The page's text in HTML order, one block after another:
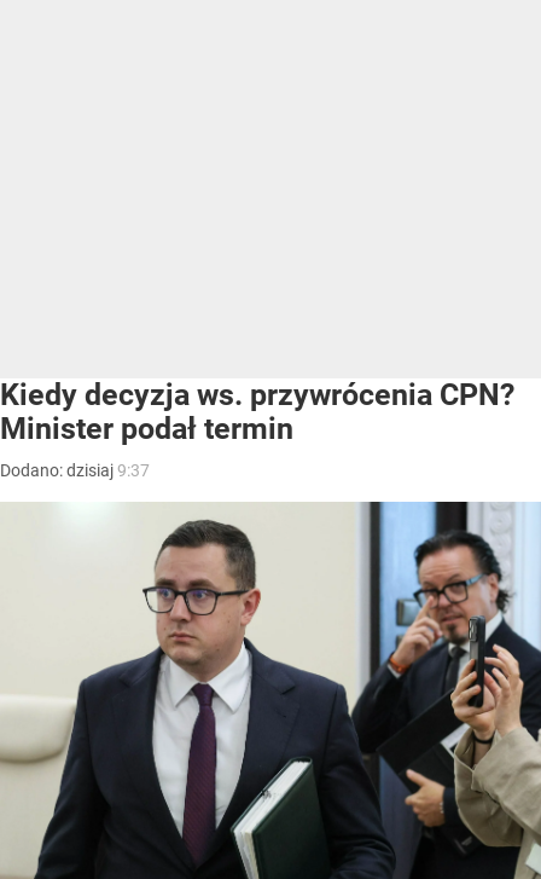
Kiedy decyzja ws. przywrócenia CPN?
Minister podał termin
Dodano:dzisiaj9:37